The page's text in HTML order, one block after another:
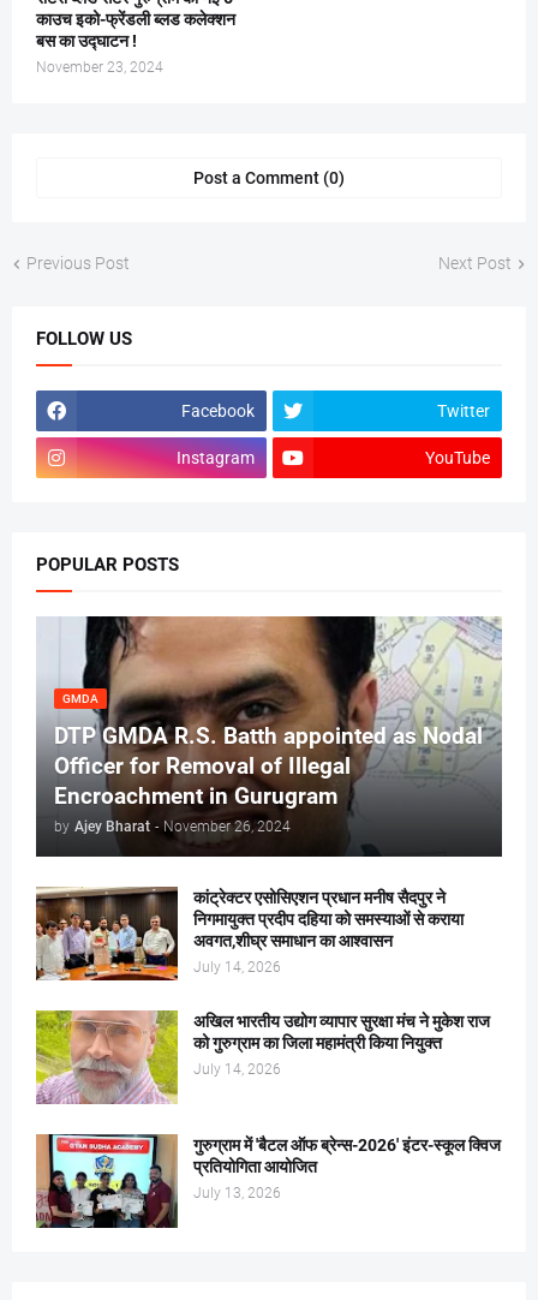
काउच इको-फ्रेंडली ब्लड कलेक्शन
बस का उद्घाटन !
November 23, 2024
Post a Comment (0)
Previous Post Next Post
FOLLOW US
Facebook Twitter
Instagram YouTube
POPULAR POSTS
GMDA
DTP GMDA R.S. Batth appointed as Nodal
Officer for Removal of Illegal
Encroachment in Gurugram
by Ajey Bharat - November 26, 2024
कांट्रेक्टर एसोसिएशन प्रधान मनीष सैदपुर ने
निगमायुक्त प्रदीप दहिया को समस्याओं से कराया
अवगत,शीघ्र समाधान का आश्वासन
July 14, 2026
अखिल भारतीय उद्योग व्यापार सुरक्षा मंच ने मुकेश राज
को गुरुग्राम का जिला महामंत्री किया नियुक्त
July 14, 2026
गुरुग्राम में 'बैटल ऑफ ब्रेन्स-2026' इंटर-स्कूल क्विज
प्रतियोगिता आयोजित
July 13, 2026